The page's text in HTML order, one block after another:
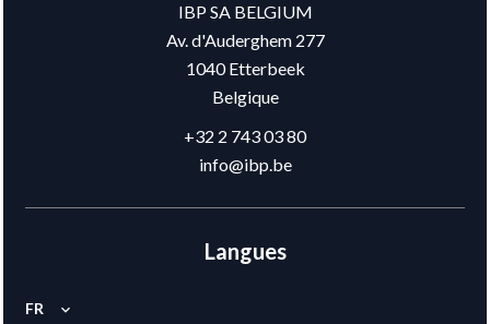
IBP SA BELGIUM
Av. d'Auderghem 277
1040Etterbeek
Belgique
+32 2 743 03 80
info@ibp.be
Langues
FR